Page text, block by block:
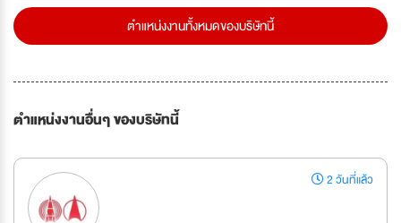
ตำแหน่งงานทั้งหมดของบริษัทนี้
ตำแหน่งงานอื่นๆ ของบริษัทนี้
2 วันที่แล้ว